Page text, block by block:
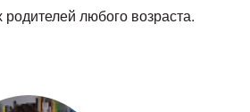
любого возраста.